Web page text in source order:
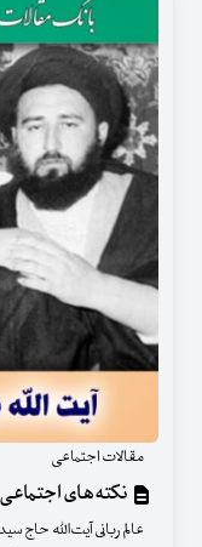
مقالات اجتماعی
نکته‌های
عالم ربانی آیت‌الله